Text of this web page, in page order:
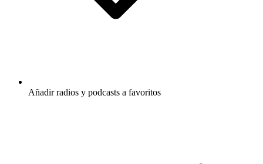
Añadir radios y podcasts a favoritos